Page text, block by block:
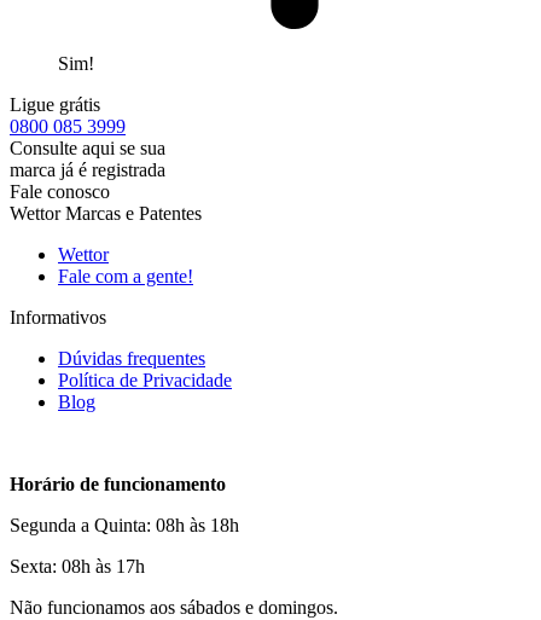
Sim!
Ligue grátis
0800 085 3999
Consulte aqui se sua
marca já é registrada
Fale conosco
Wettor Marcas e Patentes
Wettor
Fale com a gente!
Informativos
Dúvidas frequentes
Política de Privacidade
Blog
Horário de funcionamento
Segunda a Quinta: 08h às 18h
Sexta: 08h às 17h
Não funcionamos aos sábados e domingos.